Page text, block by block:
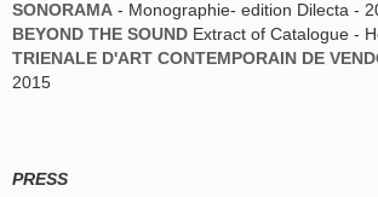
SONORAMA - Monographie- edition Dilecta -
BEYOND THE SOUND Extract of Catalogue -
TRIENALE D'ART CONTEMPORAIN DE
2015
PRESS